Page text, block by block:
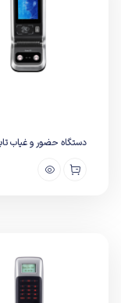
دستگاه حضور و غیاب